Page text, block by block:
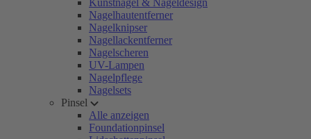
Kunstnägel & Nageldesign
Nagelhautentferner
Nagelknipser
Nagellackentferner
Nagelscheren
UV-Lampen
Nagelpflege
Nagelsets
Pinsel
Alle anzeigen
Foundationpinsel